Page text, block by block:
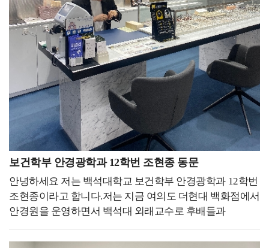
학교별로 수업 커리큘럼이나 교수님의 연구를 보면서 그에
맞게 자신만의 스토리를 만들어 작성하는 게 중요하다고
생각합니다. 그리고 학부 과정에서 많은 경험을 해보셔야
지원서 작성 시에 사용할 재료가 많아지기 때문에 도움이
안 될 것 같은 것들도 도전하시고, 성취하세요.
인스타그램을 보던 중 How big would you dream, if you
knew you couldn't fail 이라는 문장을 발견했었습니다.
여러분께서는 만약 실패하지 않을 걸 알았다면 얼마나 큰
꿈을 꿨을까요? 앞으로 여러분이 하시는 일들이 잘 될지 안
될지 아무도 모릅니다. 하지만 시작도 하지 않으신다면 될
일이 없겠죠. 모두가 안 될 거라는 꿈을 꾸시는 것도
say you cannot do.(Walter Bagehot) 라는 제 좌우명처럼
사람들이 안 될 거라고 하는 일을 해냈을 때 삶에서 가장 큰
기쁨을 얻을 수 있을 거니까요. 가능성이 0.1%라도 있다면
도전하세요. 어떠한 꿈을 꾸시던 항상 응원하겠습니다.
다뤘습니다. 졸업 후 취업한 선배들을 인터뷰했고, 스포츠
진학/진로 박람회, 전공진로설명회 등 다양한 행사들을
진행했습니다. 저는 본인이 얻고자 하고, 성장하고자 하면
그 분야의 중심에 있어야 한다고 생각했기 때문에 다음
해에는 스포츠과학부 학생회장으로 활동했습니다. 그동안
그 누구보다 전공과 학부에 대해 진심이었고 가까이에
있으면서 미래에 대한 확신과 방향성을 확인하고 배움에
대한 갈증이 생겨 한 단계 성장할 수 있었습니다. 당신은
겉보기에 노력하고 있을 뿐 이라는 책에 우회했다고
느껴진 그 길이 최단 직선거리는 아니었을지라도 가장
아름다운 곡선이다. 라는 구절이 제 심금을 울렸습니다.
저는 경험을 최우선으로 중요시합니다. 물론 책이나
간접적인 경험을 통해서 배울 수도 있지만 직접 경험하는
것과는 천지차이라고 생각합니다. 혹자는 저의 소중한
경험을 시간 낭비라고 말합니다. 하지만 저는
학생회장이라는 경험이 자격증 취득을 위한 시간보다 훨씬
입시박람회에서 모교를 대표하여서 참여하는 만큼 더
성실하고 열심히 해야겠다는 사명감을 가질 수 있었고,
교내 사진 및 영상 촬영을 통해 모교 메인 홈페이지와
SNS에 실린 제 모습을 보며 항상 모교의 얼굴이라
생각하고 학교 구성원으로서의 책임감과 겸손함을 느낄 수
있었습니다. 그 결과 조직 내외에서 긍정적인 반응을 얻게
되었으며, 열심히 활동한 보람이 생겨 성취감까지 얻을 수
있었습니다. 홍보대사를 하는 동안 모교를 대중에게
소개하고 긍정적인 이미지를 확산시킬 수 있어 뿌듯한
경험을 할 수 있었습니다. 이러한 경험들이 쌓이고 쌓여서
나날이 성장하게 되었고, 저에겐 잊지 못할 추억으로 남을
수 있었습니다.저는 대학 생활을 하는 후배들에게 가장
중요하게 생각하고 강조하고 싶은 부분은 마음가짐과
태도입니다. 저는 전공 수업이든 교양 수업이든 강의를
보건학부 안경광학과 12학번 조현종 동문
안녕하세요 저는 백석대학교 보건학부 안경광학과 12학번
조현종이라고 합니다.저는 지금 여의도 더현대 백화점에서
안경원을 운영하면서 백석대 외래교수로 후배들과
함께하고 있습니다.저는 안경사 면허를 취득한 후 바로
안경원에 취업하였습니다. 어느덧 시간이 흘러서 6년 차를